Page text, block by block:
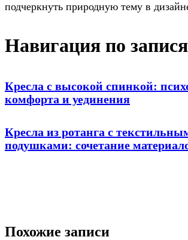
подчеркнуть природную тему в
Навигация по
Кресла с высокой спинкой:
комфорта и уединения
Кресла из ротанга с
подушками: сочетание
Похожие записи